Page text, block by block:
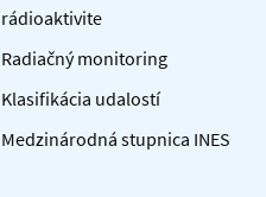
rádioaktivite
Radiačný monitoring
Klasifikácia udalostí
Medzinárodná stupnica INES